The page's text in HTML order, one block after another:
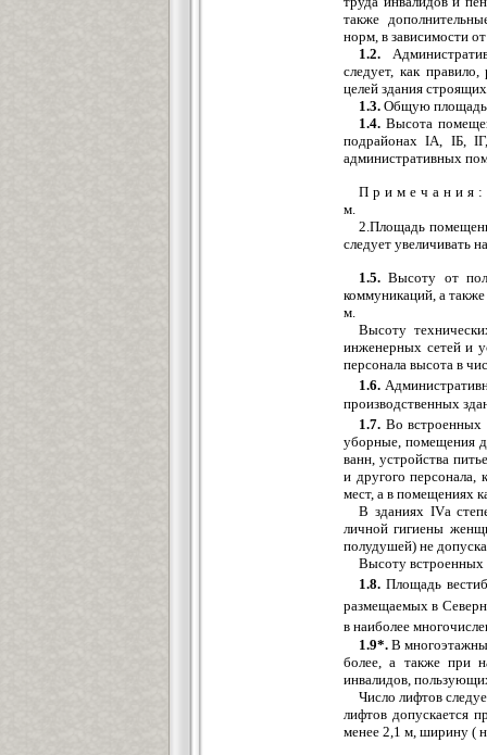
также
норм, в зависимости
1.2.
следует, как
целей здания
1.3. Общую площадь
1.4. Высота
подрайонах IА, IБ,
административных
Примечания :
м.
2.Площадь
следует увеличивать
1.5. Высоту от
коммуникаций, а
м.
Высоту
инженерных сетей и
персонала высота в
1.6.
производственных
1.7. Во встроенных
уборные, помещения
ванн, устройства
и другого персонала,
мест, а в помещениях
В зданиях IVа
личной гигиены
полудушей) не
Высоту встроенных
1.8. Площадь
размещаемых в
в наиболее
1.9*. В
более, а также при
инвалидов,
Число лифтов
лифтов допускается
менее 2,1 м, ширину (